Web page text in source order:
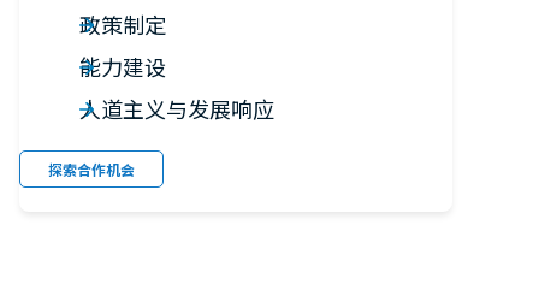
政策制定
能力建设
人道主义与发展响应
探索合作机会